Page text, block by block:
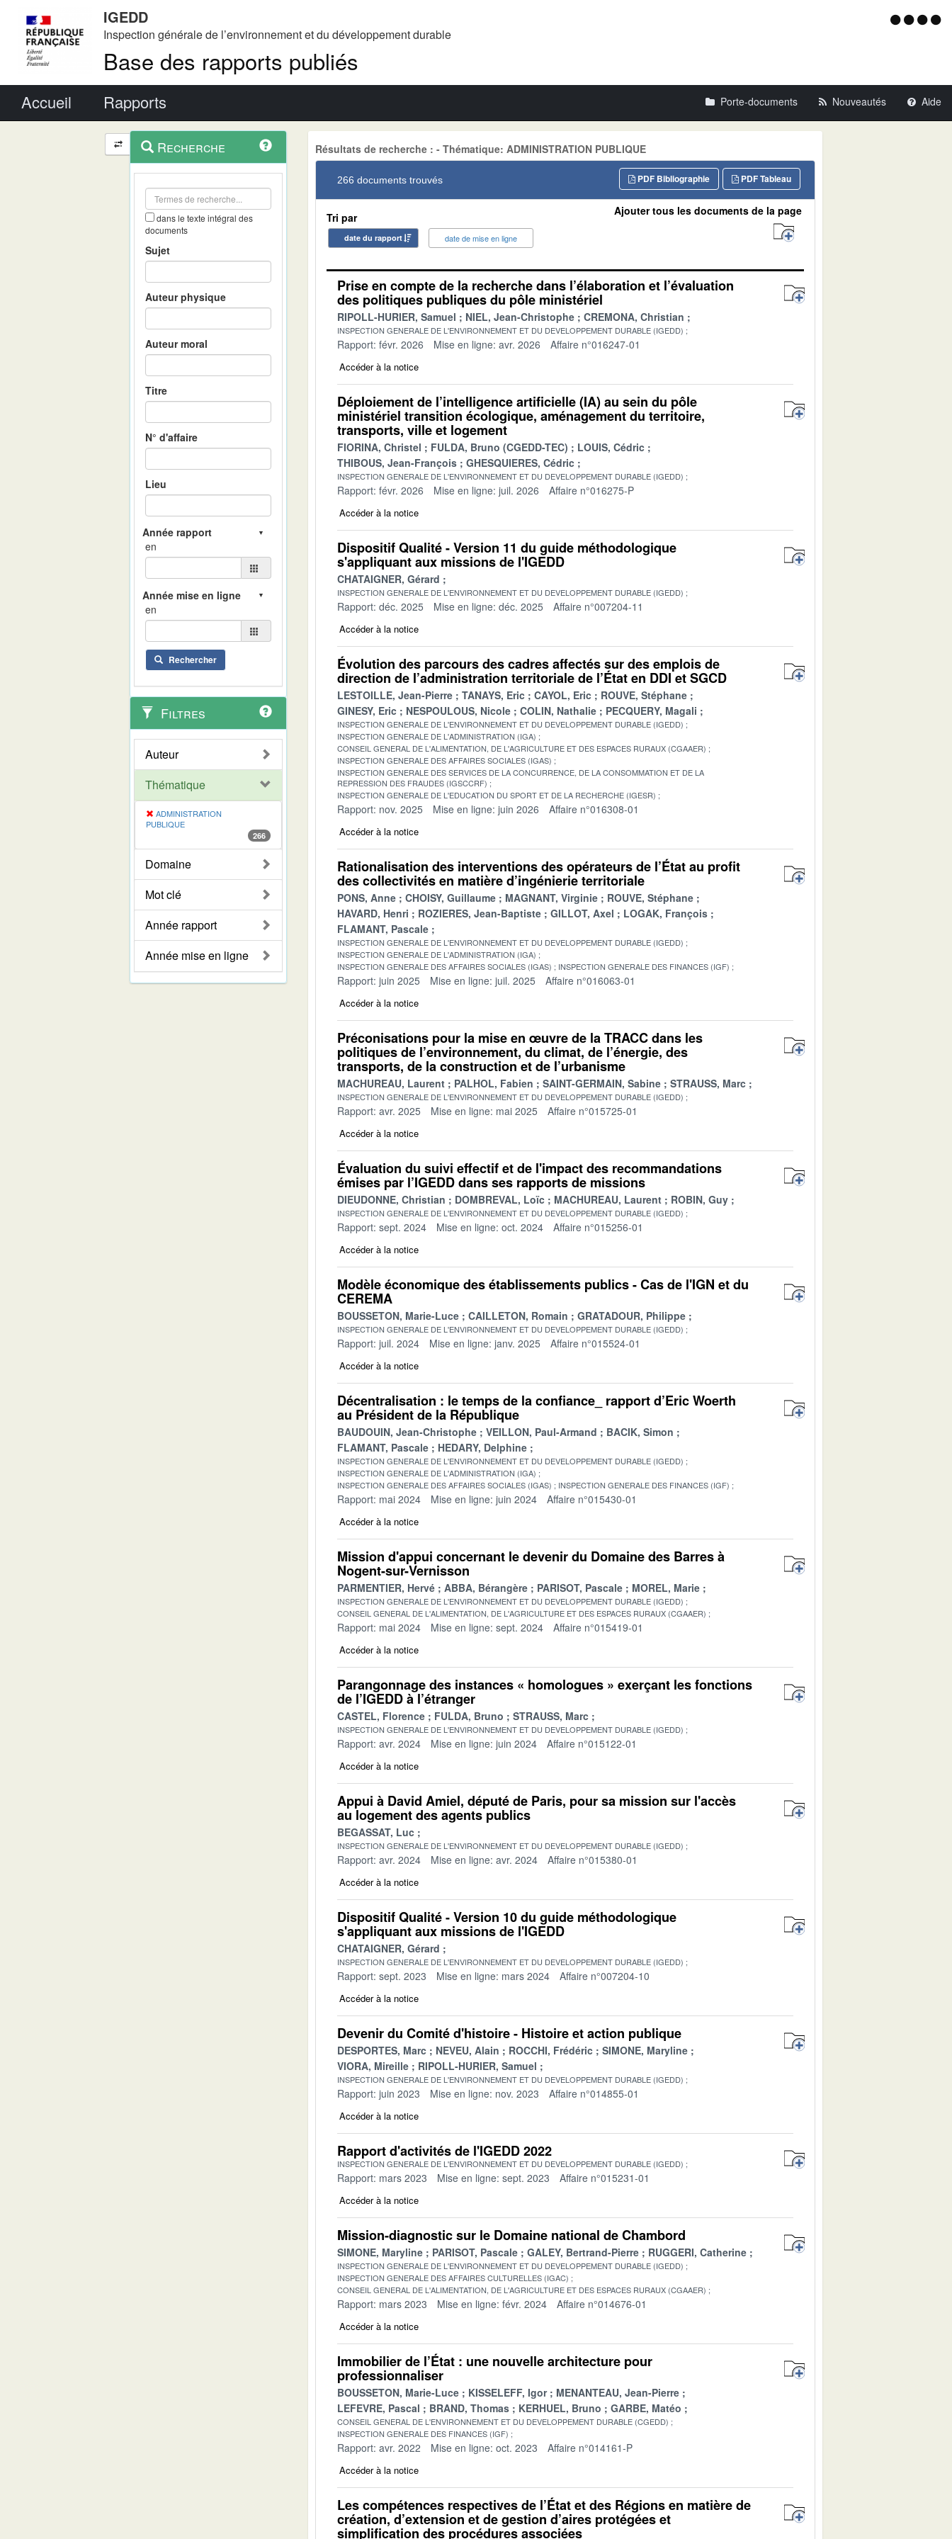
IGEDD
Inspection générale de l’environnement et du développement durable
Base des rapports publiés
Menu
Accueil Rapports Porte-documents Nouveautés Aide
Navigation
et
outils
contextuel
Recherche
dans le texte intégral des
documents
Sujet
Auteur physique
Auteur moral
Titre
N° d'affaire
Lieu
en
en
Rechercher
Filtres
Auteur
Thématique
ADMINISTRATION
PUBLIQUE
266
Domaine
Mot clé
Année rapport
Année mise en ligne
Résultats de recherche : - Thématique: ADMINISTRATION PUBLIQUE
266 documents trouvés PDF Tableau
PDF Bibliographie
Tri par
date du rapport date de mise en ligne
Ajouter tous les documents de la page
Prise en compte de la recherche dans l’élaboration et l’évaluation
des politiques publiques du pôle ministériel
RIPOLL-HURIER, Samuel NIEL, Jean-Christophe CREMONA, Christian
INSPECTION GENERALE DE L'ENVIRONNEMENT ET DU DEVELOPPEMENT DURABLE (IGEDD)
Rapport: févr. 2026 Mise en ligne: avr. 2026 Affaire n°016247-01
Accéder à la notice
Déploiement de l’intelligence artificielle (IA) au sein du pôle
ministériel transition écologique, aménagement du territoire,
transports, ville et logement
FIORINA, Christel FULDA, Bruno (CGEDD-TEC)
LOUIS, Cédric
THIBOUS, Jean-François
GHESQUIERES, Cédric
INSPECTION GENERALE DE L'ENVIRONNEMENT ET DU DEVELOPPEMENT DURABLE (IGEDD)
Rapport: févr. 2026 Mise en ligne: juil. 2026 Affaire n°016275-P
Accéder à la notice
Dispositif Qualité - Version 11 du guide méthodologique
s'appliquant aux missions de l'IGEDD
CHATAIGNER, Gérard
INSPECTION GENERALE DE L'ENVIRONNEMENT ET DU DEVELOPPEMENT DURABLE (IGEDD)
Rapport: déc. 2025 Mise en ligne: déc. 2025 Affaire n°007204-11
Accéder à la notice
Évolution des parcours des cadres affectés sur des emplois de
direction de l’administration territoriale de l’État en DDI et SGCD
LESTOILLE, Jean-Pierre TANAYS, Eric CAYOL, Eric
ROUVE, Stéphane
GINESY, Eric
NESPOULOUS, Nicole COLIN, Nathalie PECQUERY, Magali
INSPECTION GENERALE DE L'ENVIRONNEMENT ET DU DEVELOPPEMENT DURABLE (IGEDD)
INSPECTION GENERALE DE L'ADMINISTRATION (IGA)
CONSEIL GENERAL DE L'ALIMENTATION, DE L'AGRICULTURE ET DES ESPACES RURAUX (CGAAER)
INSPECTION GENERALE DES AFFAIRES SOCIALES (IGAS)
INSPECTION GENERALE DES SERVICES DE LA CONCURRENCE, DE LA CONSOMMATION ET DE LA
REPRESSION DES FRAUDES (IGSCCRF)
INSPECTION GENERALE DE L'EDUCATION DU SPORT ET DE LA RECHERCHE (IGESR)
Rapport: nov. 2025 Mise en ligne: juin 2026 Affaire n°016308-01
Accéder à la notice
Rationalisation des interventions des opérateurs de l’État au profit
des collectivités en matière d’ingénierie territoriale
PONS, Anne CHOISY, Guillaume MAGNANT, Virginie
ROUVE, Stéphane
HAVARD, Henri
ROZIERES, Jean-Baptiste GILLOT, Axel
LOGAK, François
FLAMANT, Pascale
INSPECTION GENERALE DE L'ENVIRONNEMENT ET DU DEVELOPPEMENT DURABLE (IGEDD)
INSPECTION GENERALE DE L'ADMINISTRATION (IGA)
INSPECTION GENERALE DES AFFAIRES SOCIALES (IGAS)
INSPECTION GENERALE DES FINANCES (IGF)
Rapport: juin 2025 Mise en ligne: juil. 2025 Affaire n°016063-01
Accéder à la notice
Préconisations pour la mise en œuvre de la TRACC dans les
politiques de l’environnement, du climat, de l’énergie, des
transports, de la construction et de l’urbanisme
MACHUREAU, Laurent PALHOL, Fabien SAINT-GERMAIN, Sabine STRAUSS, Marc
INSPECTION GENERALE DE L'ENVIRONNEMENT ET DU DEVELOPPEMENT DURABLE (IGEDD)
Rapport: avr. 2025 Mise en ligne: mai 2025 Affaire n°015725-01
Accéder à la notice
Évaluation du suivi effectif et de l'impact des recommandations
émises par l’IGEDD dans ses rapports de missions
DIEUDONNE, Christian DOMBREVAL, Loïc MACHUREAU, Laurent ROBIN, Guy
INSPECTION GENERALE DE L'ENVIRONNEMENT ET DU DEVELOPPEMENT DURABLE (IGEDD)
Rapport: sept. 2024 Mise en ligne: oct. 2024 Affaire n°015256-01
Accéder à la notice
Modèle économique des établissements publics - Cas de l'IGN et du
CEREMA
BOUSSETON, Marie-Luce CAILLETON, Romain GRATADOUR, Philippe
INSPECTION GENERALE DE L'ENVIRONNEMENT ET DU DEVELOPPEMENT DURABLE (IGEDD)
Rapport: juil. 2024 Mise en ligne: janv. 2025 Affaire n°015524-01
Accéder à la notice
Décentralisation : le temps de la confiance_ rapport d’Eric Woerth
au Président de la République
BAUDOUIN, Jean-Christophe VEILLON, Paul-Armand
BACIK, Simon
FLAMANT, Pascale
HEDARY, Delphine
INSPECTION GENERALE DE L'ENVIRONNEMENT ET DU DEVELOPPEMENT DURABLE (IGEDD)
INSPECTION GENERALE DE L'ADMINISTRATION (IGA)
INSPECTION GENERALE DES AFFAIRES SOCIALES (IGAS)
INSPECTION GENERALE DES FINANCES (IGF)
Rapport: mai 2024 Mise en ligne: juin 2024 Affaire n°015430-01
Accéder à la notice
Mission d'appui concernant le devenir du Domaine des Barres à
Nogent-sur-Vernisson
PARMENTIER, Hervé ABBA, Bérangère PARISOT, Pascale MOREL, Marie
INSPECTION GENERALE DE L'ENVIRONNEMENT ET DU DEVELOPPEMENT DURABLE (IGEDD)
CONSEIL GENERAL DE L'ALIMENTATION, DE L'AGRICULTURE ET DES ESPACES RURAUX (CGAAER)
Rapport: mai 2024 Mise en ligne: sept. 2024 Affaire n°015419-01
Accéder à la notice
Parangonnage des instances « homologues » exerçant les fonctions
de l’IGEDD à l’étranger
CASTEL, Florence FULDA, Bruno STRAUSS, Marc
INSPECTION GENERALE DE L'ENVIRONNEMENT ET DU DEVELOPPEMENT DURABLE (IGEDD)
Rapport: avr. 2024 Mise en ligne: juin 2024 Affaire n°015122-01
Accéder à la notice
Appui à David Amiel, député de Paris, pour sa mission sur l'accès
au logement des agents publics
BEGASSAT, Luc
INSPECTION GENERALE DE L'ENVIRONNEMENT ET DU DEVELOPPEMENT DURABLE (IGEDD)
Rapport: avr. 2024 Mise en ligne: avr. 2024 Affaire n°015380-01
Accéder à la notice
Dispositif Qualité - Version 10 du guide méthodologique
s'appliquant aux missions de l'IGEDD
CHATAIGNER, Gérard
INSPECTION GENERALE DE L'ENVIRONNEMENT ET DU DEVELOPPEMENT DURABLE (IGEDD)
Rapport: sept. 2023 Mise en ligne: mars 2024 Affaire n°007204-10
Accéder à la notice
Devenir du Comité d'histoire - Histoire et action publique
DESPORTES, Marc NEVEU, Alain ROCCHI, Frédéric
SIMONE, Maryline
VIORA, Mireille
RIPOLL-HURIER, Samuel
INSPECTION GENERALE DE L'ENVIRONNEMENT ET DU DEVELOPPEMENT DURABLE (IGEDD)
Rapport: juin 2023 Mise en ligne: nov. 2023 Affaire n°014855-01
Accéder à la notice
Rapport d'activités de l'IGEDD 2022
INSPECTION GENERALE DE L'ENVIRONNEMENT ET DU DEVELOPPEMENT DURABLE (IGEDD)
Rapport: mars 2023 Mise en ligne: sept. 2023 Affaire n°015231-01
Accéder à la notice
Mission-diagnostic sur le Domaine national de Chambord
SIMONE, Maryline PARISOT, Pascale GALEY, Bertrand-Pierre RUGGERI, Catherine
INSPECTION GENERALE DE L'ENVIRONNEMENT ET DU DEVELOPPEMENT DURABLE (IGEDD)
INSPECTION GENERALE DES AFFAIRES CULTURELLES (IGAC)
CONSEIL GENERAL DE L'ALIMENTATION, DE L'AGRICULTURE ET DES ESPACES RURAUX (CGAAER)
Rapport: mars 2023 Mise en ligne: févr. 2024 Affaire n°014676-01
Accéder à la notice
Immobilier de l’État : une nouvelle architecture pour
professionnaliser
BOUSSETON, Marie-Luce KISSELEFF, Igor
MENANTEAU, Jean-Pierre
LEFEVRE, Pascal
BRAND, Thomas KERHUEL, Bruno GARBE, Matéo
CONSEIL GENERAL DE L'ENVIRONNEMENT ET DU DEVELOPPEMENT DURABLE (CGEDD)
INSPECTION GENERALE DES FINANCES (IGF)
Rapport: avr. 2022 Mise en ligne: oct. 2023 Affaire n°014161-P
Accéder à la notice
Les compétences respectives de l’État et des Régions en matière de
création, d’extension et de gestion d’aires protégées et
simplification des procédures associées